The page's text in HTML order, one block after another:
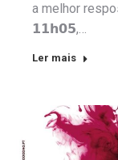
a melhor
𝟭𝟭𝗵𝟬𝟱,…
Ler mais